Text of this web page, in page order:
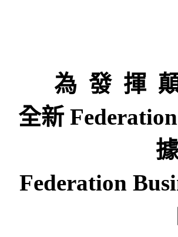
為 發 揮
全新
Federation